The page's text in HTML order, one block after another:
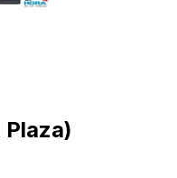
Plaza)